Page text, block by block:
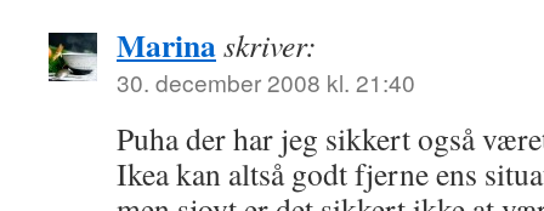
Marinaskriver:
30. december 2008 kl. 21:40
Puha der har jeg sikkert også
Ikea kan altså godt fjerne ens